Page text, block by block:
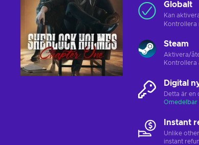
Globalt
Kan
Kontrollera
Steam
Aktivera/
Kontrollera
Digital
Detta är en
Omedelbar
Instant
Unlike
instant